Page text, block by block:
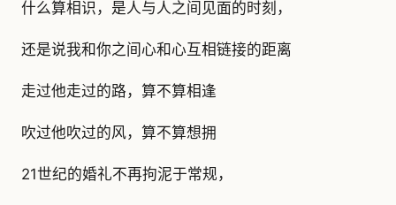
什么算相识，是人与人之间见面的时刻，
还是说我和你之间心和心互相链接的距离
走过他走过的路，算不算相逢
吹过他吹过的风，算不算想拥
21世纪的婚礼不再拘泥于常规，